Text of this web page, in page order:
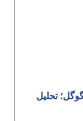
تحلیل